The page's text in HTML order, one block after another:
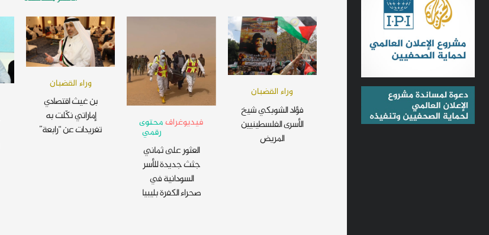
وراء القضبان
فؤاد الشوبكي شيخ
الأسرى الفلسطينيين
المريض
فيديوغرافمحتوى
رقمي
العثور على ثماني
جثث جديدة للأسر
السودانية في
صحراء الكفرة بليبيا
وراء القضبان
بن غيث اقتصادي
إماراتي نكّلت به
تغريدات عن “رابعة”